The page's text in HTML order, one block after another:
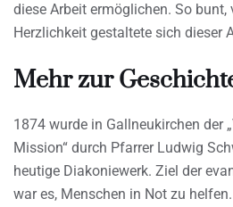
diese Arbeit ermöglichen. So
Herzlichkeit gestaltete sich dieser
Mehr zur
1874 wurde in Gallneukirchen der
Mission“ durch Pfarrer Ludwig
heutige Diakoniewerk. Ziel der
war es, Menschen in Not zu